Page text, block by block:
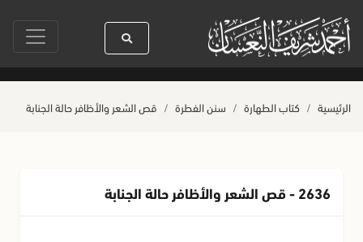
سيدنا رسول الله ﷺ كله رحمة صلاة آخر أربعاء من صفر حياة
الرئيسية كتاب الطهارة سنن الفطرة قص الشعر والأظافر حالة الجنابة
2636 - قص الشعر والأظافر حالة الجنابة